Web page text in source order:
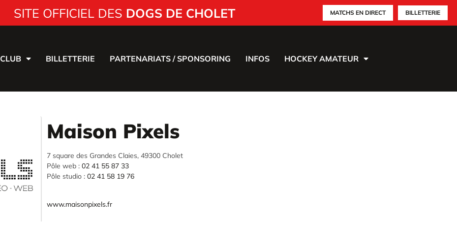
SITE OFFICIEL DES DOGS DE CHOLET MATCHS EN DIRECT BILLETTERIE
CLUB BILLETTERIE PARTENARIATS / SPONSORING INFOS HOCKEY AMATEUR
Maison Pixels
7 square des Grandes Claies, 49300 Cholet
Pôle web : 02 41 55 87 33
Pôle studio : 02 41 58 19 76
www.maisonpixels.fr